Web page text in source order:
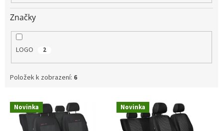
Značky
LOGO 2
Položek k zobrazení: 6
V Novinka Novinka